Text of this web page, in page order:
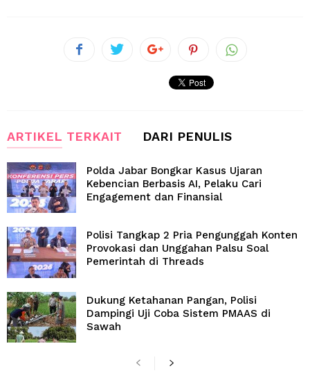
ARTIKEL TERKAIT DARI PENULIS
Polda Jabar Bongkar Kasus Ujaran
Kebencian Berbasis AI, Pelaku Cari
Engagement dan Finansial
Polisi Tangkap 2 Pria Pengunggah Konten
Provokasi dan Unggahan Palsu Soal
Pemerintah di Threads
Dukung Ketahanan Pangan, Polisi
Dampingi Uji Coba Sistem PMAAS di
Sawah